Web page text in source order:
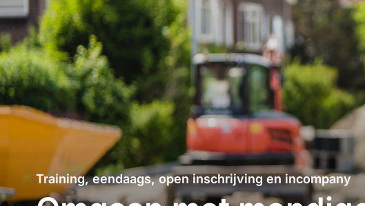
Training, eendaags, open inschrijving en incompany